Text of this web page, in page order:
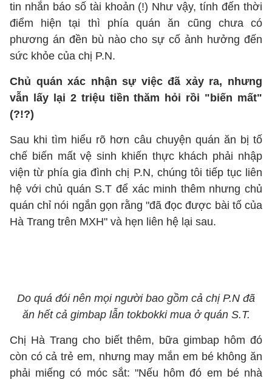
tin nhắn báo số tài khoản (!) Như vậy, tính đến thời
điểm hiện tại thì phía quán ăn cũng chưa có
phương án đền bù nào cho sự cố ảnh hưởng đến
sức khỏe của chị P.N.
Chủ quán xác nhận sự việc đã xảy ra, nhưng
vẫn lấy lại 2 triệu tiền thăm hỏi rồi "biến mất"
(?!?)
Sau khi tìm hiểu rõ hơn câu chuyện quán ăn bị tố
chế biến mất vệ sinh khiến thực khách phải nhập
viện từ phía gia đình chị P.N, chúng tôi tiếp tục liên
hệ với chủ quán S.T để xác minh thêm nhưng chủ
quán chỉ nói ngắn gọn rằng "đã đọc được bài tố của
Hà Trang trên MXH" và hẹn liên hệ lại sau.
Do quá đói nên mọi người bao gồm cả chị P.N đã
ăn hết cả gimbap lẫn tokbokki mua ở quán S.T.
Chị Hà Trang cho biết thêm, bữa gimbap hôm đó
còn có cả trẻ em, nhưng may mắn em bé không ăn
phải miếng có móc sắt: "Nếu hôm đó em bé nhà